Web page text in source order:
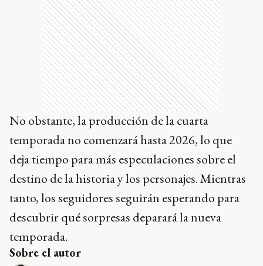
No obstante, la producción de la cuarta
temporada no comenzará hasta 2026, lo que
deja tiempo para más especulaciones sobre el
destino de la historia y los personajes. Mientras
tanto, los seguidores seguirán esperando para
descubrir qué sorpresas deparará la nueva
temporada.
Sobre el autor